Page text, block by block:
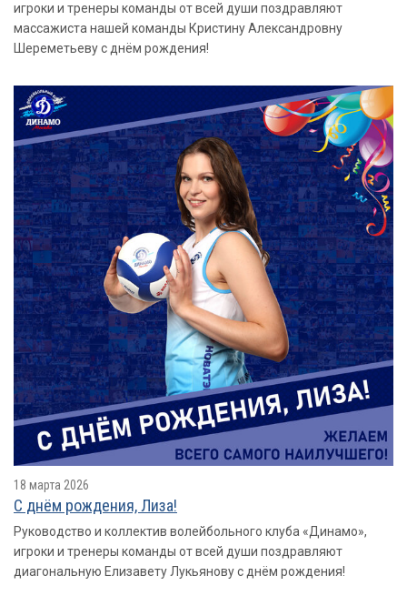
игроки и тренеры команды от всей души поздравляют
массажиста нашей команды Кристину Александровну
Шереметьеву с днём рождения!
18 марта 2026
С днём рождения, Лиза!
Руководство и коллектив волейбольного клуба «Динамо»,
игроки и тренеры команды от всей души поздравляют
диагональную Елизавету Лукьянову с днём рождения!